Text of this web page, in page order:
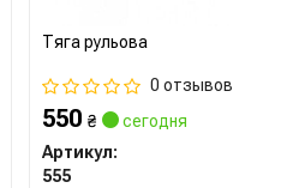
Тяга рульова
0 отзывов
550₴
сегодня
Артикул:
555